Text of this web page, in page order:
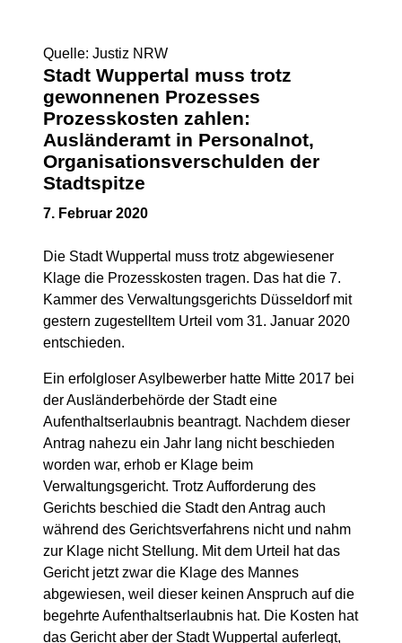
Quelle: Justiz NRW
Stadt Wuppertal muss trotz
gewonnenen Prozesses
Prozesskosten zahlen:
Ausländeramt in Personalnot,
Organisationsverschulden der
Stadtspitze
7. Februar 2020
Die Stadt Wuppertal muss trotz abgewiesener
Klage die Prozesskosten tragen. Das hat die 7.
Kammer des Verwaltungsgerichts Düsseldorf mit
gestern zugestelltem Urteil vom 31. Januar 2020
entschieden.
Ein erfolgloser Asylbewerber hatte Mitte 2017 bei
der Ausländerbehörde der Stadt eine
Aufenthaltserlaubnis beantragt. Nachdem dieser
Antrag nahezu ein Jahr lang nicht beschieden
worden war, erhob er Klage beim
Verwaltungsgericht. Trotz Aufforderung des
Gerichts beschied die Stadt den Antrag auch
während des Gerichtsverfahrens nicht und nahm
zur Klage nicht Stellung. Mit dem Urteil hat das
Gericht jetzt zwar die Klage des Mannes
abgewiesen, weil dieser keinen Anspruch auf die
begehrte Aufenthaltserlaubnis hat. Die Kosten hat
das Gericht aber der Stadt Wuppertal auferlegt,